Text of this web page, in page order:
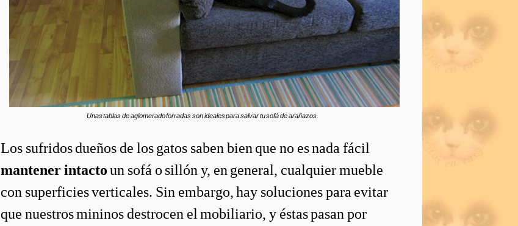
Unas tablas de aglomerado forradas son ideales para salvar tu sofá de arañazos.
Los sufridos dueños de los gatos saben bien que no es nada fácil
mantener intactoun sofá o sillón y, en general, cualquier mueble
con superficies verticales. Sin embargo, hay soluciones para evitar
que nuestros mininos destrocen el mobiliario, y éstas pasan por